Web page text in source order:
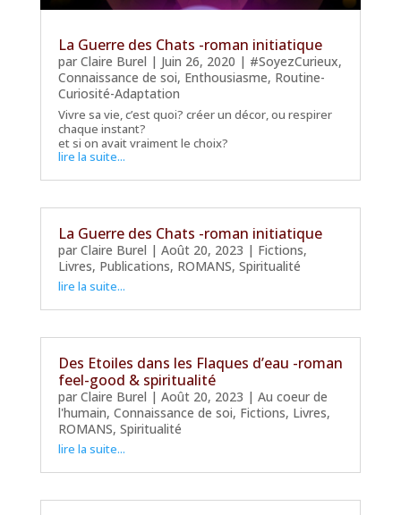
La Guerre des Chats -roman initiatique
par Claire Burel | Juin 26, 2020 | #SoyezCurieux,
Connaissance de soi, Enthousiasme, Routine-
Curiosité-Adaptation
Vivre sa vie, c’est quoi? créer un décor, ou respirer
chaque instant?
et si on avait vraiment le choix?
lire la suite...
La Guerre des Chats -roman initiatique
par Claire Burel | Août 20, 2023 | Fictions,
Livres, Publications, ROMANS, Spiritualité
lire la suite...
Des Etoiles dans les Flaques d’eau -roman
feel-good & spiritualité
par Claire Burel | Août 20, 2023 | Au coeur de
l'humain, Connaissance de soi, Fictions, Livres,
ROMANS, Spiritualité
lire la suite...